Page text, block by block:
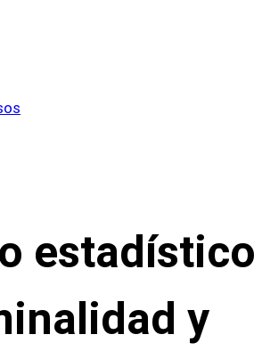
estadístico
y